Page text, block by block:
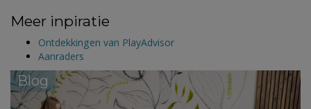
Meer inpiratie
Ontdekkingen van PlayAdvisor
Aanraders
Blog